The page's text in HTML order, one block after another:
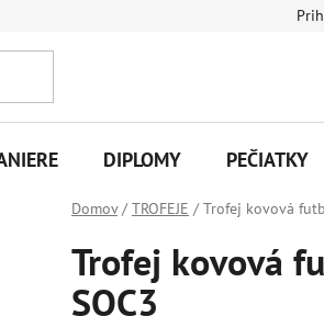
DIPLOMY PEČIATKY
Domov / TROFEJE / Trofej kovová
Trofej kovová
SOC3